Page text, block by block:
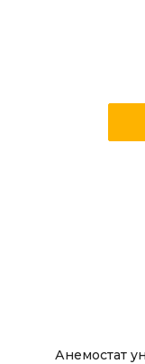
Анемостат